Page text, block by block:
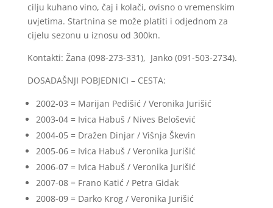
cilju kuhano vino, čaj i kolači, ovisno o vremenskim
uvjetima. Startnina se može platiti i odjednom za
cijelu sezonu u iznosu od 300kn.
Kontakti: Žana (098-273-331), Janko (091-503-2734).
DOSADAŠNJI POBJEDNICI – CESTA:
2002-03 = Marijan Pedišić / Veronika Jurišić
2003-04 = Ivica Habuš / Nives Belošević
2004-05 = Dražen Dinjar / Višnja Škevin
2005-06 = Ivica Habuš / Veronika Jurišić
2006-07 = Ivica Habuš / Veronika Jurišić
2007-08 = Frano Katić / Petra Gidak
2008-09 = Darko Krog / Veronika Jurišić